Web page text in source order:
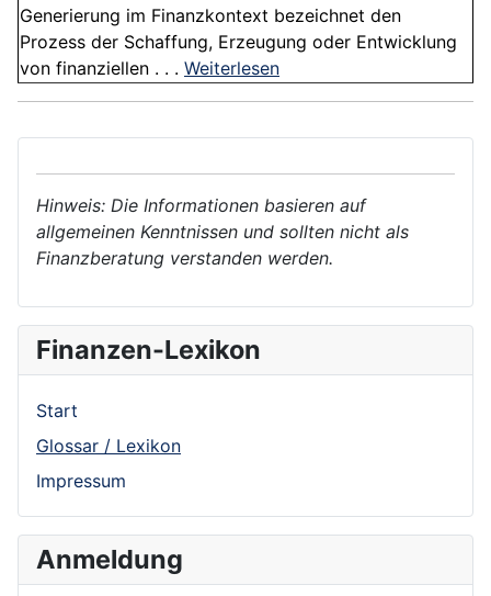
Generierung im Finanzkontext bezeichnet den
Prozess der Schaffung, Erzeugung oder Entwicklung
von finanziellen . . . Weiterlesen
Hinweis: Die Informationen basieren auf
allgemeinen Kenntnissen und sollten nicht als
Finanzberatung verstanden werden.
Finanzen-Lexikon
Start
Glossar / Lexikon
Impressum
Anmeldung